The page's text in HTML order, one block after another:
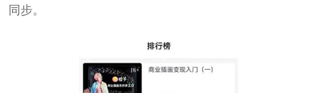
同步。